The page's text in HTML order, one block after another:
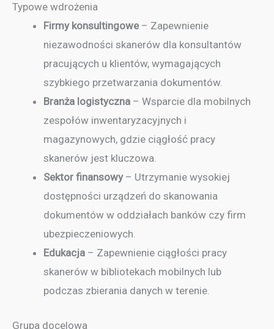
Typowe wdrożenia
Firmy konsultingowe– Zapewnienie
niezawodności skanerów dla konsultantów
pracujących u klientów, wymagających
szybkiego przetwarzania dokumentów.
Branża logistyczna – Wsparcie dla mobilnych
zespołów inwentaryzacyjnych i
magazynowych, gdzie ciągłość pracy
skanerów jest kluczowa.
Sektor finansowy– Utrzymanie wysokiej
dostępności urządzeń do skanowania
dokumentów w oddziałach banków czy firm
ubezpieczeniowych.
Edukacja – Zapewnienie ciągłości pracy
skanerów w bibliotekach mobilnych lub
podczas zbierania danych w terenie.
Grupa docelowa